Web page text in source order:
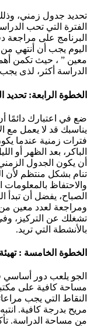
تحديد جدول زمني،
الفترة التي تحب
البرنامج على
اليوم يجب أن أنتهي
معين ” ، حيث تكمن
الدراسة أكثر، لذى يجب
الخطوة الرابعة: تحديد
ضع في اعتبارك
يناسبك قد لا يعمل مع
فترات زمنية عندما
الباكر، بعد الظهر
أن يكون الجدول
تنام بشكل منتظم لأن
والاحتفاظ بالمعلومات
الصباح، يفضل أن تبدأ
ومراجعة لعدد معين
تشغلك عن التركيز،
بالأنشطة التي تريد.
الخطوة الخامسة :
الجو يلعب دور أساسي
مساحة كافية على
النقاط التي يجب
مريح بدرجة كافية.
من مساحة الدراسة.